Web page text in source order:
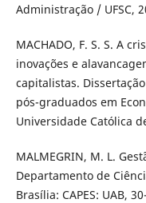
Administração / UFSC,
MACHADO, F. S. S. A
inovações e
capitalistas.
pós-graduados em
Universidade Católica
MALMEGRIN, M. L.
Departamento de
Brasília: CAPES: UAB,